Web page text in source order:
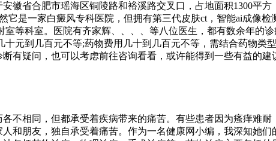
徽省合肥市瑶海区铜陵路和裕溪路交叉口，占地面积1300平
它是一家白癜风专科医院，但拥有第三代皮肤ct，智能ai成像
等科室。医院有齐家辉、、、、等八位医生，都有数余年的
元到几百元不等;药物费用几十到几百元不等，需结合药物类
有疑问，也可以考虑前往咨询看看，或许能得到一些有益的
不相同，但都承受着疾病带来的痛苦。有些患者因为瘙痒难
和朋友，独自承受着痛苦。作为一名健康网小编，我深知她